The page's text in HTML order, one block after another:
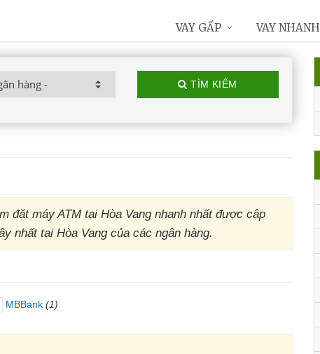
TÌM KIẾM
đặt máy ATM tại Hòa Vang nhanh nhất được cập
nhất tại Hòa Vang của các ngân hàng.
MBBank (1)
VAY GẤP VAY NHANH